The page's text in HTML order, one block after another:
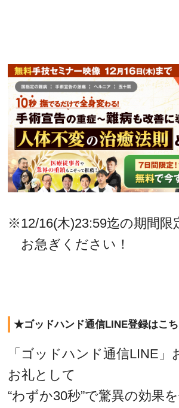
※12/16(木)23:59迄の期間限
お急ぎください！
★ゴッドハンド通信LINE登録はこ
「ゴッドハンド通信LINE」
お礼として
“わずか30秒”で驚異の効果